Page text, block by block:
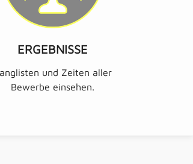
ERGEBNISSE
und Zeiten aller
Bewerbe einsehen.